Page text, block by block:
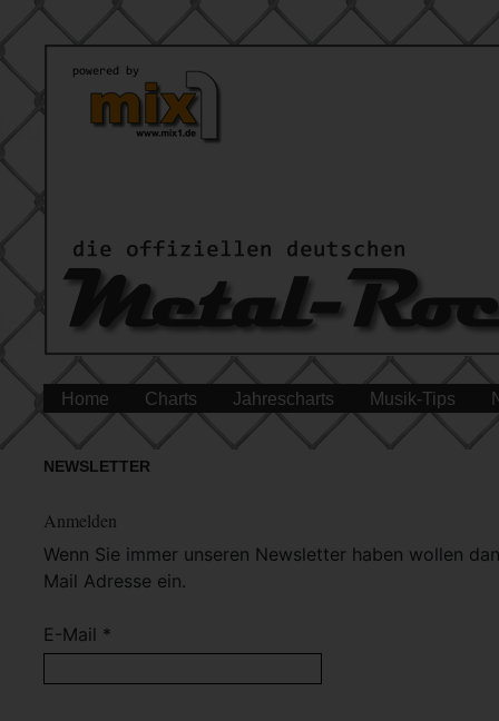
Home Charts Jahrescharts Musik-Tips
NEWSLETTER
Anmelden
Wenn Sie immer unseren Newsletter haben wollen
Mail Adresse ein.
E-Mail *